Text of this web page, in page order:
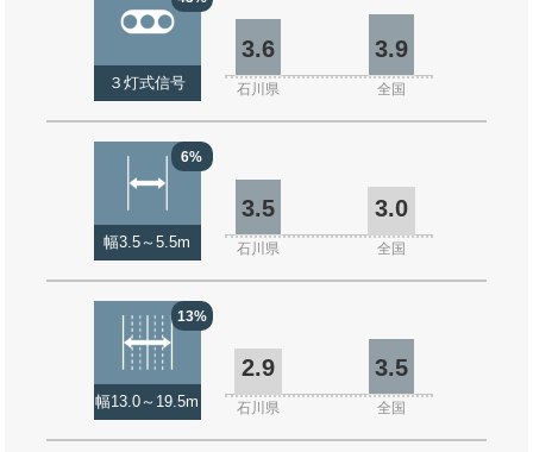
３灯式信号
3.6 3.9
石川県 全国
6%
幅3.5～5.5m
3.5 3.0
石川県 全国
13%
幅13.0～19.5m
2.9 3.5
石川県 全国